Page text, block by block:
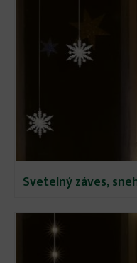
Svetelný záves,